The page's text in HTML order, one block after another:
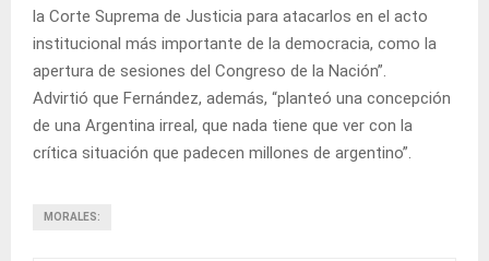
la Corte Suprema de Justicia para atacarlos en el acto
institucional más importante de la democracia, como la
apertura de sesiones del Congreso de la Nación”.
Advirtió que Fernández, además, “planteó una concepción
de una Argentina irreal, que nada tiene que ver con la
crítica situación que padecen millones de argentino”.
MORALES: